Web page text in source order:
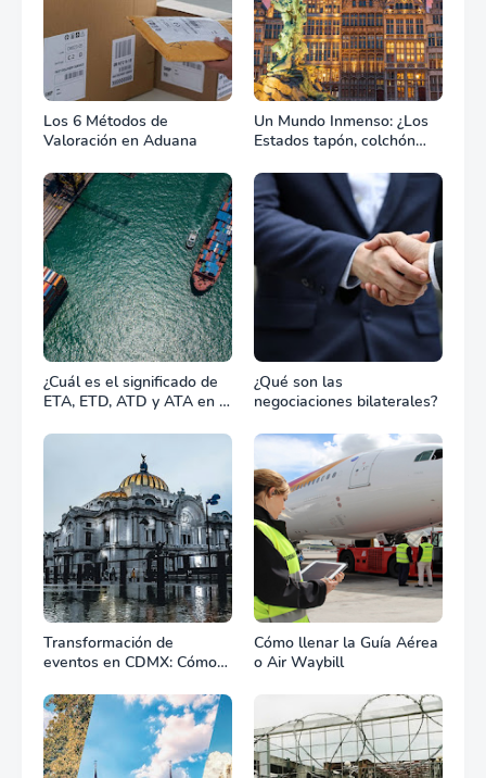
Los 6 Métodos de
Valoración en Aduana
Un Mundo Inmenso: ¿Los
Estados tapón, colchón
combate?
¿Cuál es el significado de
ETA, ETD, ATD y ATA en el
¿Qué son las
negociaciones bilaterales?
Transformación de
eventos en CDMX: Cómo
equipos define el éxito de
tu celebración
Cómo llenar la Guía Aérea
o Air Waybill